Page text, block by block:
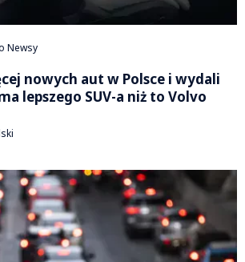
Newsy
nowych aut w Polsce i wydali
lepszego SUV-a niż to Volvo